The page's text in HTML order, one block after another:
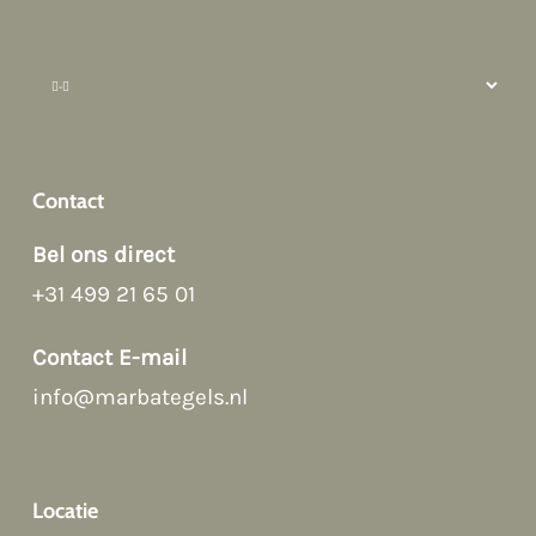
Contact
Bel ons direct
+31 499 21 65 01
Contact E-mail
info@marbategels.nl
Locatie
Contact Form